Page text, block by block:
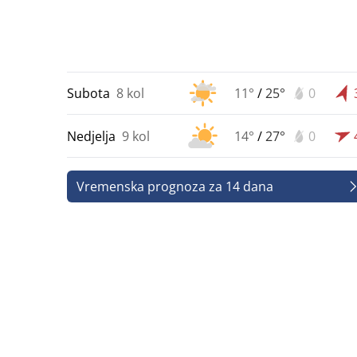
Subota 8 kol 11° /25° 0
Nedjelja 9 kol 14° /27° 0
Vremenska prognoza za 14 dana